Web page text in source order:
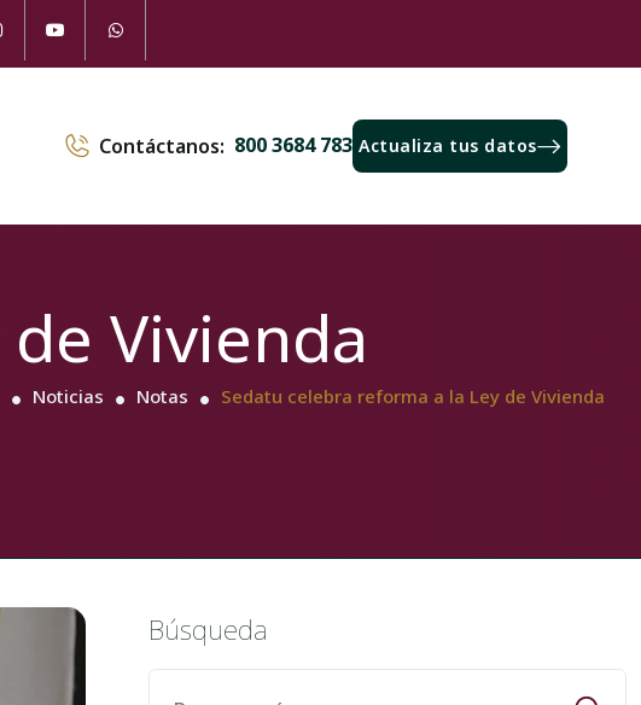
Contáctanos: 800 3684 783 Actualiza tus datos
Vivienda
Noticias Notas Sedatu celebra reforma a la Ley de Vivienda
Búsqueda